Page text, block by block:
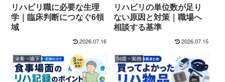
リハビリ職に必要な生理
学｜臨床判断につなぐ6領
域
2026.07.16
リハビリの単位数が足り
ない原因と対策｜職場へ
相談する基準
2026.07.15
栄養・嚥下 制度・実務